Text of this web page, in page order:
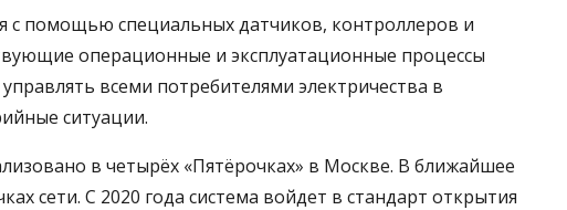
с помощью специальных датчиков, контроллеров и
операционные и эксплуатационные процессы
всеми потребителями электричества в
ситуации.
в четырёх «Пятёрочках» в Москве. В ближайшее
сети. С 2020 года система войдет в стандарт открытия